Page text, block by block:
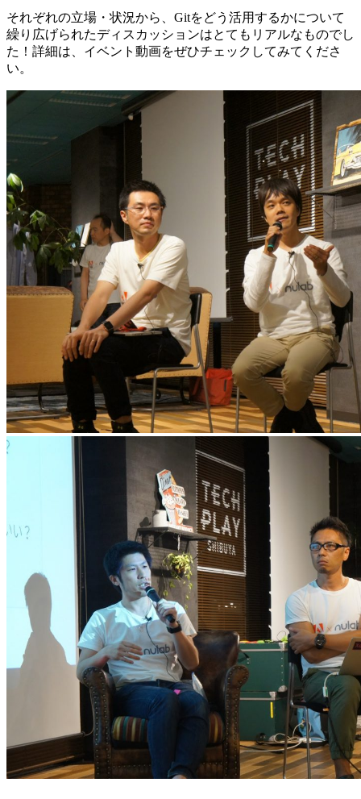
それぞれの立場・状況から、Gitをどう活用するかについて
繰り広げられたディスカッションはとてもリアルなものでし
た！詳細は、イベント動画をぜひチェックしてみてくださ
い。